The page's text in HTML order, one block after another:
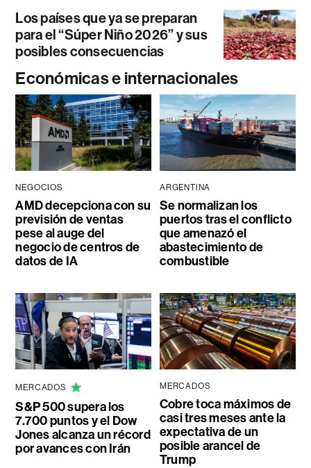
Los países que ya se preparan
para el “Súper Niño 2026” y sus
posibles consecuencias
Económicas e internacionales
NEGOCIOS
AMD decepciona con su
previsión de ventas
pese al auge del
negocio de centros de
datos de IA
ARGENTINA
Se normalizan los
puertos tras el conflicto
que amenazó el
abastecimiento de
combustible
MERCADOS
S&P 500 supera los
7.700 puntos y el Dow
Jones alcanza un récord
por avances con Irán
MERCADOS
Cobre toca máximos de
casi tres meses ante la
expectativa de un
posible arancel de
Trump